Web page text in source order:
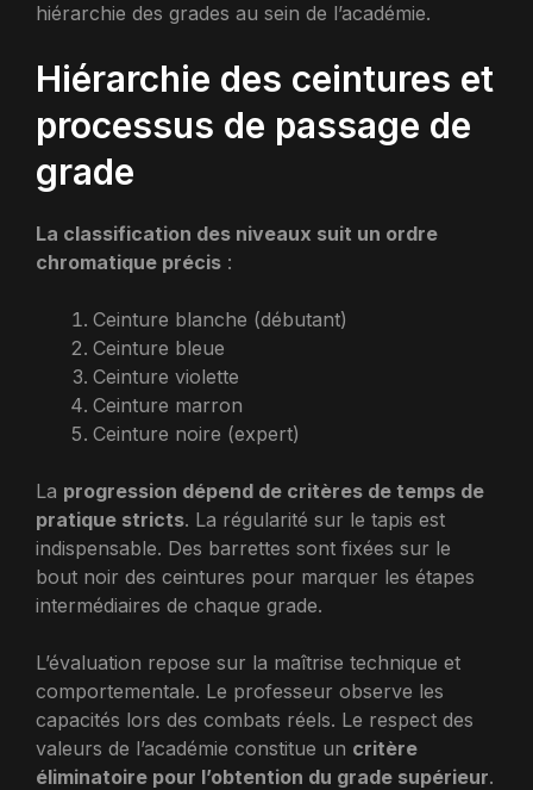
hiérarchie des grades au sein de l’académie.
Hiérarchie des ceintures et
processus de passage de
grade
La classification des niveaux suit un ordre
chromatique précis :
Ceinture blanche (débutant)
Ceinture bleue
Ceinture violette
Ceinture marron
Ceinture noire (expert)
La progression dépend de critères de temps de
pratique stricts. La régularité sur le tapis est
indispensable. Des barrettes sont fixées sur le
bout noir des ceintures pour marquer les étapes
intermédiaires de chaque grade.
L’évaluation repose sur la maîtrise technique et
comportementale. Le professeur observe les
capacités lors des combats réels. Le respect des
valeurs de l’académie constitue un critère
éliminatoire pour l’obtention du grade supérieur.